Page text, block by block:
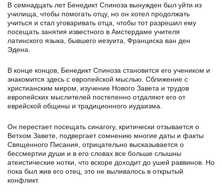
В семнадцать лет Бенедикт Спиноза вынужден был уйти из
училища, чтобы помогать отцу, но он хотел продолжать
учиться и стал уговаривать отца, чтобы тот разрешил ему
посещать занятия известного в Амстердаме учителя
латинского языка, бывшего иезуита, Франциска ван ден
Эдена.
В конце концов, Бенедикт Спиноза становится его учеником и
знакомится здесь с европейской мыслью. Сближение с
христианским миром, изучение Нового Завета и трудов
европейских мыслителей постепенно отдаляют его от
еврейской общины и традиционного иудаизма.
Он перестает посещать синагогу, критически отзывается о
Ветхом Завете, подвергает сомнению многие даты и факты
Священного Писания, отрицательно высказывается о
бессмертии души и в его словах все больше слышны
атеистические нотки, что вскоре доходит до ушей раввинов. Но
пока был жив его отец, это не выливалось в открытый
конфликт.